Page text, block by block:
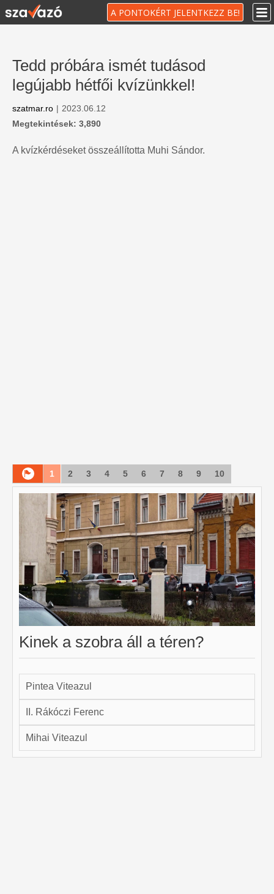
A PONTOKÉRT JELENTKEZZ BE!
Tedd próbára ismét tudásod
legújabb hétfői kvízünkkel!
szatmar.ro | 2023.06.12
Megtekintések: 3,890
A kvízkérdéseket összeállította Muhi Sándor.
1 2 3 4 5 6 7 8 9 10
Kinek a szobra áll a téren?
Pintea Viteazul
II. Rákóczi Ferenc
Mihai Viteazul